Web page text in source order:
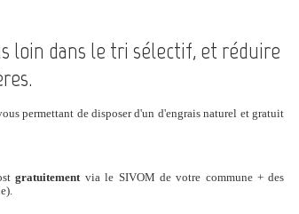
loin dans le tri sélectif, et réduire
permettant de disposer d'un d'engrais naturel et gratuit
gratuitement via le SIVOM de votre commune + des